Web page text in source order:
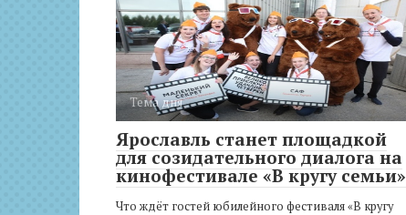
Тема дня
Ярославль станет площадкой
для созидательного диалога на
кинофестивале «В кругу семьи»
Что ждёт гостей юбилейного фестиваля «В кругу